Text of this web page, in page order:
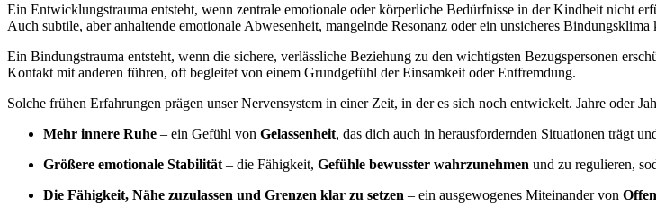
Ein Entwicklungstrauma entsteht, wenn zentrale emotionale oder körperliche Bedürfnisse in der Kindheit nicht
Auch subtile, aber anhaltende emotionale Abwesenheit, mangelnde Resonanz oder ein unsicheres Bindungsklima
Ein Bindungstrauma entsteht, wenn die sichere, verlässliche Beziehung zu den wichtigsten Bezugspersonen
Kontakt mit anderen führen, oft begleitet von einem Grundgefühl der Einsamkeit oder Entfremdung.
Solche frühen Erfahrungen prägen unser Nervensystem in einer Zeit, in der es sich noch entwickelt. Jahre oder
Mehr innere Ruhe – ein Gefühl von Gelassenheit, das dich auch in herausfordernden Situationen trägt
Größere emotionale Stabilität – die Fähigkeit, Gefühle bewusster wahrzunehmen und zu regulieren,
Die Fähigkeit, Nähe zuzulassen und Grenzen klar zu setzen – ein ausgewogenes Miteinander von